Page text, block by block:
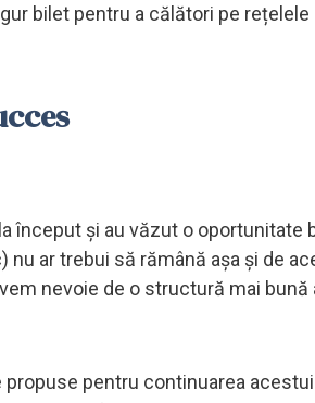
bilet pentru a călători pe rețelele
început și au văzut o oportunitate
ar trebui să rămână așa și de
nevoie de o structură mai bună
pentru continuarea